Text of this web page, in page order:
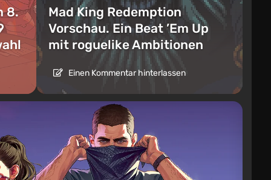
8.
Mad King Redemption
Vorschau. Ein Beat ’Em Up
mit roguelike Ambitionen
Einen Kommentar hinterlassen